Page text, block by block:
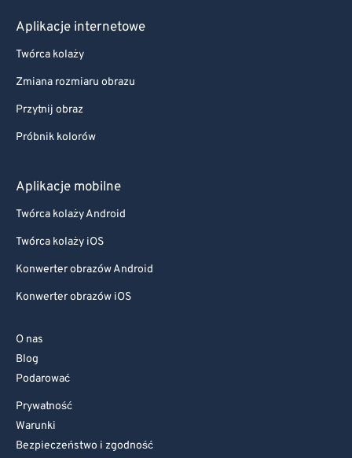
Aplikacje internetowe
Twórca kolaży
Zmiana rozmiaru obrazu
Przytnij obraz
Próbnik kolorów
Aplikacje mobilne
Twórca kolaży Android
Twórca kolaży iOS
Konwerter obrazów Android
Konwerter obrazów iOS
O nas
Blog
Podarować
Prywatność
Warunki
Bezpieczeństwo i zgodność